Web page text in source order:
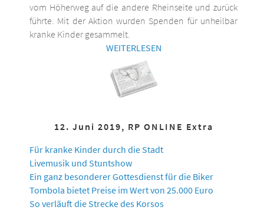
vom Höherweg auf die andere Rheinseite und zurück
führte. Mit der Aktion wurden Spenden für unheilbar
kranke Kinder gesammelt.
WEITERLESEN
12. Juni 2019, RP ONLINE Extra
Für kranke Kinder durch die Stadt
Livemusik und Stuntshow
Ein ganz besonderer Gottesdienst für die Biker
Tombola bietet Preise im Wert von 25.000 Euro
So verläuft die Strecke des Korsos